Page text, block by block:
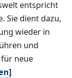
entspricht
Sie dient dazu,
wieder in
und
neue